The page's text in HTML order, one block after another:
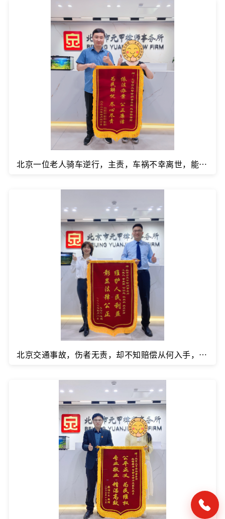
北京一位老人骑车逆行，主责，车祸不幸离世，能拿到多少赔偿款？
北京交通事故，伤者无责，却不知赔偿从何入手，该怎么办？